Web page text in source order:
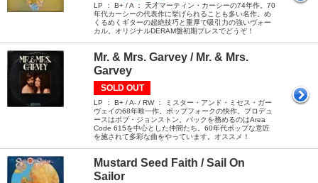
LP ： B+ / A ： 天才マーティン・カーシーの74年作。70
年代カーシーの代表作に挙げられることも多い名作。め
くるめくギターの超絶技巧と重厚で吸引力の強いヴォー
カル。オリジナルDERAM盤初期プレスでどうぞ！
Mr. & Mrs. Garvey / Mr. & Mrs.
Garvey
SOLD OUT
LP ： B+ / A- / RW ： ミスター・アンド・ミセス・ガー
ヴェイの68年唯一作。ポップフォークの快作。プロデュ
ースはボブ・ジョンストン。バックを務めるのはArea
Code 615を中心とした仲間たち。60年代ポップな意匠
を施されて多彩な曲をやっています。オススメ！
Mustard Seed Faith / Sail On
Sailor